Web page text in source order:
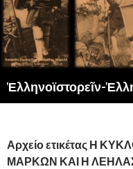
Ἑλληνοϊστορεῖν-
Αρχείο ετικέτας Η
ΜΑΡΚΩΝ ΚΑΙ Η